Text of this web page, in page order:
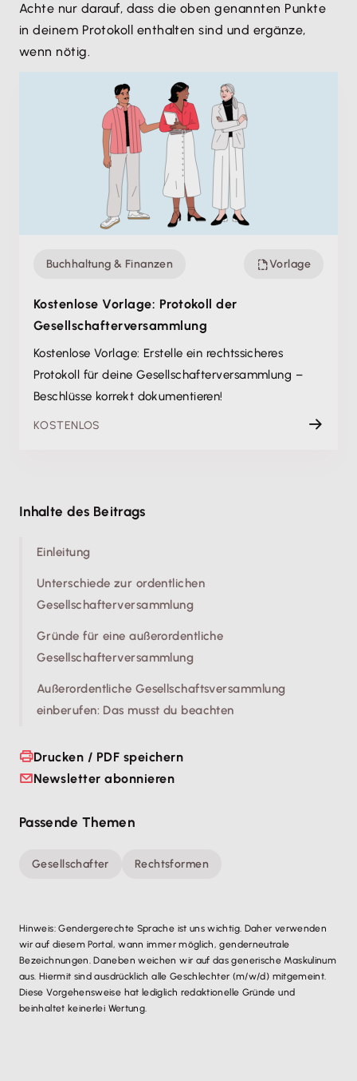
Achte nur darauf, dass die oben genannten Punkte
in deinem Protokoll enthalten sind und ergänze,
wenn nötig.
Buchhaltung & Finanzen Vorlage
Kostenlose Vorlage: Protokoll der
Gesellschafte­rversammlung
Kostenlose Vorlage: Erstelle ein rechtssicheres
Protokoll für deine Gesellschafterversammlung –
Beschlüsse korrekt dokumentieren!
KOSTENLOS
Inhalte des Beitrags
Einleitung
Unterschiede zur ordentlichen
Gesellschafterversammlung
Gründe für eine außerordentliche
Gesellschafterversammlung
Außerordentliche Gesellschaftsversammlung
einberufen: Das musst du beachten
Drucken / PDF speichern
Newsletter abonnieren
Passende Themen
Gesellschafter Rechtsformen
Hinweis: Gendergerechte Sprache ist uns wichtig. Daher verwenden
wir auf diesem Portal, wann immer möglich, genderneutrale
Bezeichnungen. Daneben weichen wir auf das generische Maskulinum
aus. Hiermit sind ausdrücklich alle Geschlechter (m/w/d) mitgemeint.
Diese Vorgehensweise hat lediglich redaktionelle Gründe und
beinhaltet keinerlei Wertung.